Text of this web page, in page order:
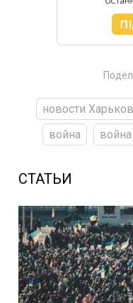
новости
война
СТАТЬИ